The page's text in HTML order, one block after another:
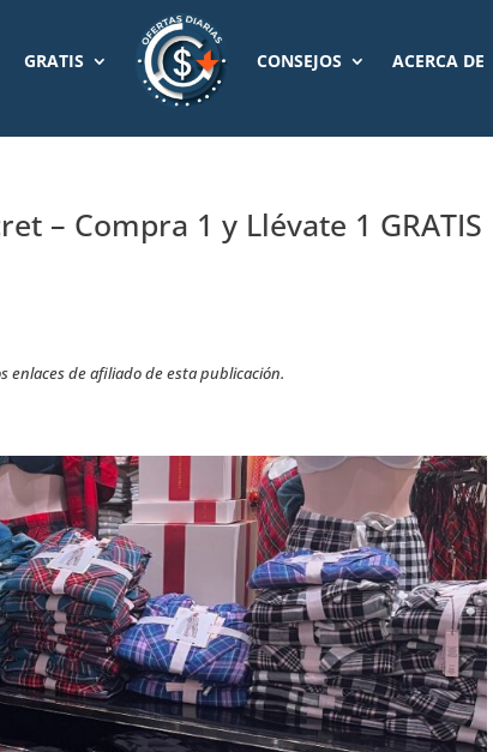
GRATIS CONSEJOS ACERCA DE
– Compra 1 y Llévate 1 GRATIS
enlaces de afiliado de esta publicación.